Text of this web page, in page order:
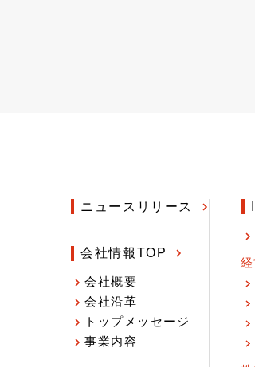
ニュースリリース
会社情報TOP
会社概要
会社沿革
トップメッセージ
事業内容